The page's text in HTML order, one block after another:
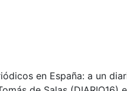
en España: a un